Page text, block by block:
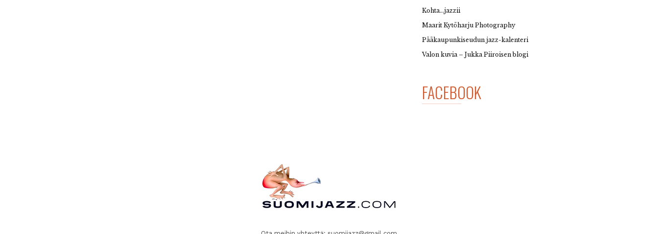
Kohta…jazzii
Maarit Kytöharju Photography
Pääkaupunkiseudun jazz-kalenteri
Valon kuvia – Jukka Piiroisen blogi
FACEBOOK